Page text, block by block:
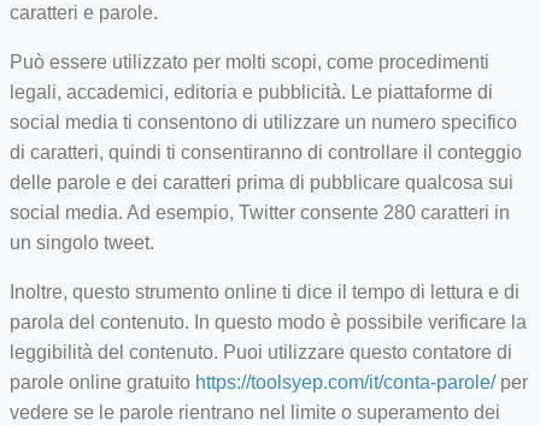
shredder-plant-equipment/scrap-shredder-fabrication
caratteri e parole.
Può essere utilizzato per molti scopi, come procedimenti
legali, accademici, editoria e pubblicità. Le piattaforme di
social media ti consentono di utilizzare un numero specifico
di caratteri, quindi ti consentiranno di controllare il conteggio
delle parole e dei caratteri prima di pubblicare qualcosa sui
social media. Ad esempio, Twitter consente 280 caratteri in
un singolo tweet.
Inoltre, questo strumento online ti dice il tempo di lettura e di
parola del contenuto. In questo modo è possibile verificare la
leggibilità del contenuto. Puoi utilizzare questo contatore di
parole online gratuito https://toolsyep.com/it/conta-parole/ per
vedere se le parole rientrano nel limite o superamento dei